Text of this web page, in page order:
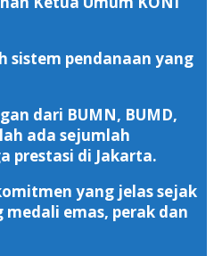
sistem pendanaan yang
dari BUMN, BUMD,
ada sejumlah
prestasi di Jakarta.
yang jelas sejak
emas, perak dan